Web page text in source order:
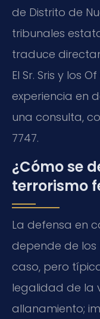
de Distrito de
tribunales
traduce
El Sr. Sris y los
experiencia en
una consulta,
7747.
¿Cómo se
terrorismo
La defensa en
depende de
caso, pero
legalidad de la
allanamiento;